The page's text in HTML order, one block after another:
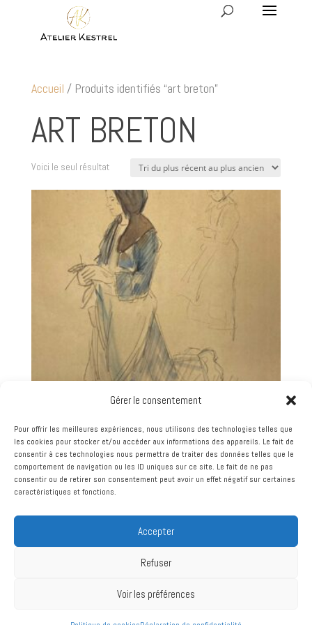
Gérer le consentement
Pour offrir les meilleures expériences, nous utilisons des technologies telles que
les cookies pour stocker et/ou accéder aux informations des appareils. Le fait de
consentir à ces technologies nous permettra de traiter des données telles que le
comportement de navigation ou les ID uniques sur ce site. Le fait de ne pas
consentir ou de retirer son consentement peut avoir un effet négatif sur certaines
caractéristiques et fonctions.
Accepter
Refuser
Voir les préférences
Accueil / Produits identifiés “art breton”
ART BRETON
Voici le seul résultat
LUDOVIC RODO-PISSARO – BRETONNE DU CAP –
DESSIN AQUARELLÉ
380,00€
Conditions générales de vente| Mentions légales et politique de